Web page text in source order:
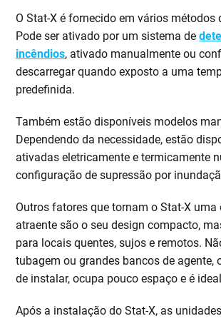
O Stat-X é fornecido em vários métodos
Pode ser ativado por um sistema de
incêndios, ativado manualmente ou
descarregar quando exposto a uma
predefinida.
Também estão disponíveis modelos
Dependendo da necessidade, estão
ativadas eletricamente e termicamente
configuração de supressão por
Outros fatores que tornam o Stat-X uma
atraente são o seu design compacto,
para locais quentes, sujos e remotos.
tubagem ou grandes bancos de agente,
de instalar, ocupa pouco espaço e é
Após a instalação do Stat-X, as